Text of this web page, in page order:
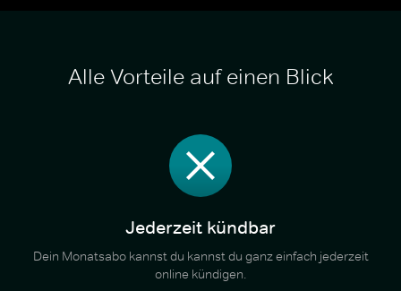
Alle Vorteile auf einen Blick
Jederzeit kündbar
Dein Monatsabo kannst du kannst du ganz einfach jederzeit
online kündigen.